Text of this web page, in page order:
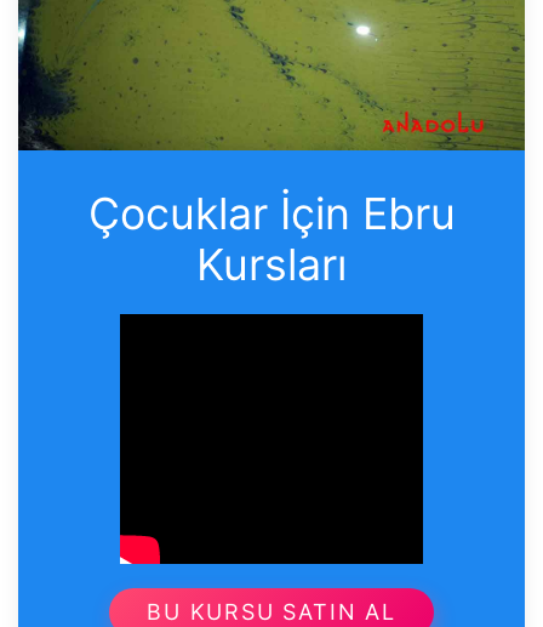
Çocuklar İçin Ebru
Kursları
BU KURSU SATIN AL